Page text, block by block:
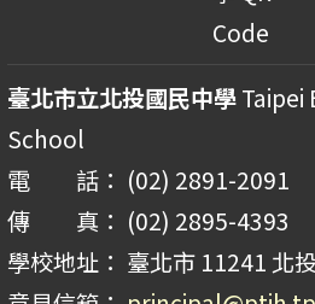
臺北市立北投國民中學Taipei
School
電 話： (02) 2891-2091
傳 真： (02) 2895-4393
學校地址： 臺北市 11241 北